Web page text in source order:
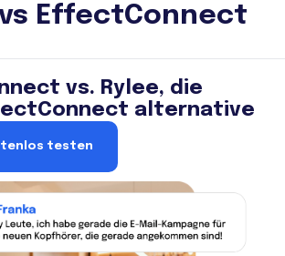
EffectConnect
vs. Rylee, die
alternative
testen